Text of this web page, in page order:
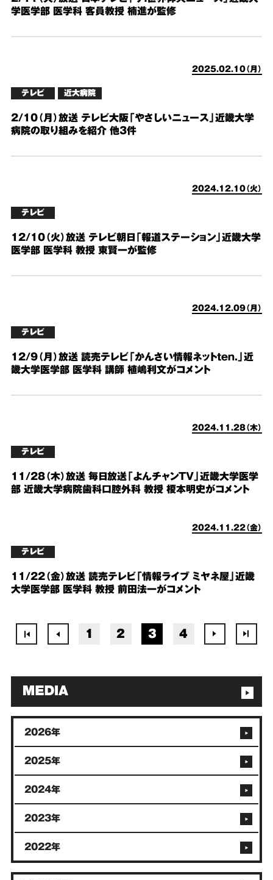
学医学部 医学科 客員教授 楠進が監修
2025.02.10（月）
テレビ 近大病院
2/10（月）放送 テレビ大阪「やさしいニュース」近畿大学
病院の取り組みを紹介 他3件
2024.12.10（火）
テレビ
12/10（火）放送 テレビ朝日「報道ステーション」近畿大学
医学部 医学科 教授 東賢一が監修
2024.12.09（月）
テレビ
12/9（月）放送 読売テレビ「かんさい情報ネットten.」近
畿大学医学部 医学科 講師 植嶋利文がコメント
2024.11.28（木）
テレビ
11/28（木）放送 毎日放送「よんチャンTV」近畿大学医学
部 近畿大学病院歯科口腔外科 教授 榎本明史がコメント
2024.11.22（金）
テレビ
11/22（金）放送 読売テレビ「情報ライブ ミヤネ屋」近畿
大学医学部 医学科 教授 前田法一がコメント
1 2 3 4
2026年
2025年
2024年
2023年
2022年